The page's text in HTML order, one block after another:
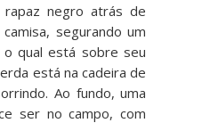
negro atrás de
segurando um
qual está sobre seu
está na cadeira de
Ao fundo, uma
ser no campo, com